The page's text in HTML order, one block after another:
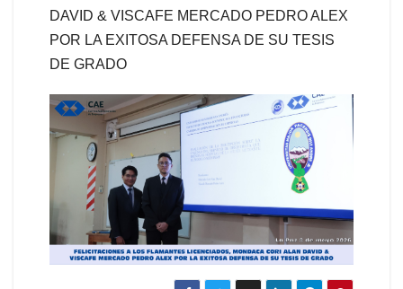
DAVID & VISCAFE MERCADO PEDRO ALEX
POR LA EXITOSA DEFENSA DE SU TESIS
DE GRADO